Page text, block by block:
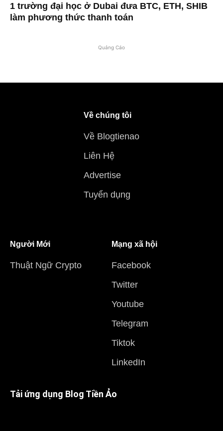
1 trường đại học ở Dubai đưa BTC, ETH, SHIB
làm phương thức thanh toán
Quảng Cáo
Về chúng tôi
Về Blogtienao
Liên Hệ
Advertise
Tuyển dụng
Người Mới
Thuật Ngữ Crypto
Mạng xã hội
Facebook
Twitter
Youtube
Telegram
Tiktok
LinkedIn
Tải ứng dụng Blog Tiền Ảo